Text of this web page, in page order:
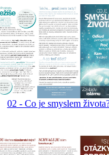
02 - Co je smyslem